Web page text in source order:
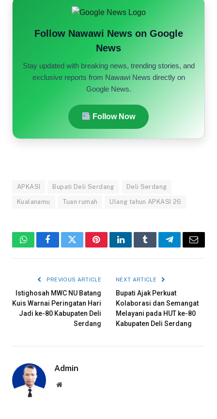
Follow Nawawi News on Google
News
Stay updated with breaking news, trending stories, and
exclusive reports from Nawawi News directly on
Google News.
Follow Now
APKASI Bupati Deli Serdang Deli Serdang
Kualanamu Tuan rumah Ulang tahun APKASI 26
WhatsAppFacebookTwitterPinterestLinkedInTumblrTelegramEmail
PREVIOUS ARTICLE
Istighosah MWC NU Batang
Kuis Warnai Peringatan Hari
Jadi ke-80 Kabupaten Deli
Serdang
NEXT ARTICLE
Bupati Ajak Perkuat
Kolaborasi dan Semangat
Melayani pada HUT ke-80
Kabupaten Deli Serdang
Admin
Website